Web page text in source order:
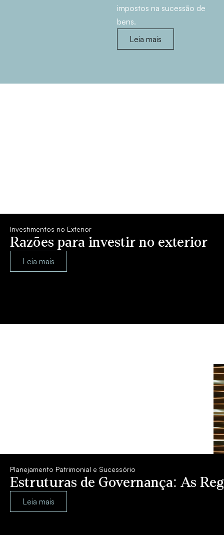
impostos na sucessão de
bens.
Leia mais
Investimentos no Exterior
Razões para investir no exterior
Leia mais
Planejamento Patrimonial e Sucessório
Estruturas de Governança: As
Leia mais